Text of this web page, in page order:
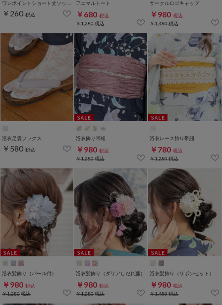
ワンポイントショート丈ソックス
￥260 税込
アニマルトート
￥680 税込
￥1,280税込
サークルロゴキャップ
￥980 税込
￥1,480税込
浴衣足袋ソックス
￥580 税込
浴衣飾り帯紐
￥980 税込
￥1,280税込
浴衣レース飾り帯紐
￥780 税込
￥1,280税込
浴衣髪飾り（パール付）
￥980 税込
￥1,280税込
浴衣髪飾り（ダリアしだれ藤）
￥980 税込
￥1,280税込
浴衣髪飾り（リボンセット）
￥980 税込
￥1,480税込